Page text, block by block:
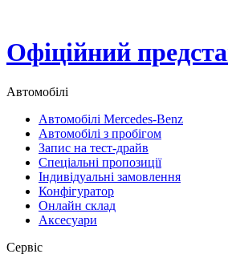
Офіційний
Автомобілі
Автомобілі Mercedes-Benz
Автомобілі з пробігом
Запис на тест-драйв
Спеціальні пропозиції
Індивідуальні замовлення
Конфігуратор
Онлайн склад
Аксесуари
Сервіс